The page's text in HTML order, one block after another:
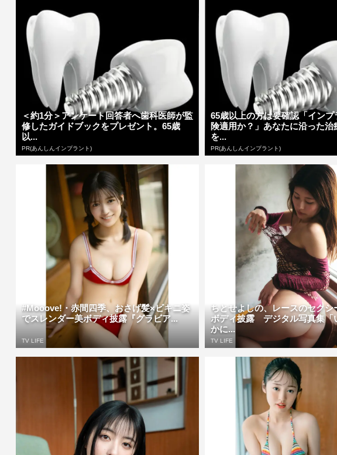
＜約1分＞アンケート回答者へ歯科医師が監
修したガイドブックをプレゼント。65歳
以...
PR(あんしんインプラント)
65歳以上の方は要確認「インプ
険適用か？」あなたに沿った治
を...
PR(あんしんインプラント)
#Mooove!・赤間四季、おさげ髪×ビキニ姿
でスレンダー美ボディ披露『グラビア...
TV LIFE
ちとせよしの、レースのセクシ
ボディ披露 デジタル写真集「
かに...
TV LIFE